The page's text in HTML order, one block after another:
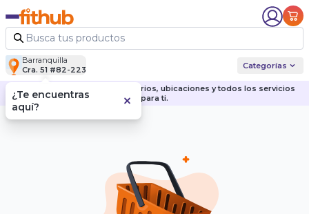
Barranquilla
Cra. 51 #82-223
Categorías
Descubre nuestras sedes, horarios, ubicaciones y todos los servicios
para ti.
¿Te encuentras
aquí?